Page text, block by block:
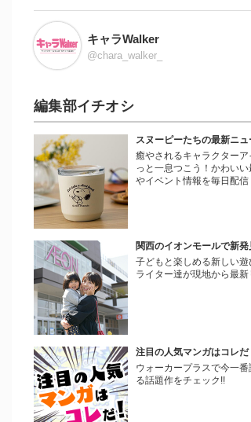
キャラWalker
@chara_walker_
編集部イチオシ
スヌーピーたちの最新ニュ
癒やされるキャラクターア
っと一息つこう！かわい
やイベント情報を毎日配信
関西のイオンモールで新発
子どもと楽しめる新しい遊
ライター達が現地から最新
注目の人気マンガはコレだ
ウォーカープラスで今一
る話題作をチェック!!